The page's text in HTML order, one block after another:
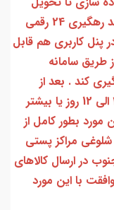
بارکد ، مراحل برای کاربر پیامک میشود و کد رهگیری 24 رقمی
پنل کاربری هم قابل
طریق سامانه
193 با پست پیگیری کند . بعد از
دریافت کدرهگیری 24 رقمی معمولا بین 3 الی 12 روز یا بیشتر
بطور کامل از
مراکز پستی
در ارسال کالاهای
با این مورد